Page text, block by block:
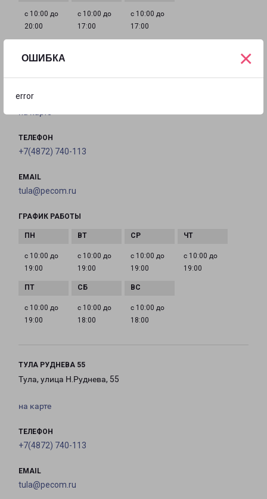
ОШИБКА
error
×
с 10:00 до
20:00
с 10:00 до
17:00
с 10:00 до
17:00
на карте
ТЕЛЕФОН
+7(4872) 740-113
EMAIL
tula@pecom.ru
ГРАФИК РАБОТЫ
с 10:00 до
19:00
с 10:00 до
19:00
с 10:00 до
19:00
с 10:00 до
19:00
с 10:00 до
19:00
с 10:00 до
18:00
с 10:00 до
18:00
ТУЛА РУДНЕВА 55
Тула, улица Н.Руднева, 55
на карте
ТЕЛЕФОН
+7(4872) 740-113
EMAIL
tula@pecom.ru